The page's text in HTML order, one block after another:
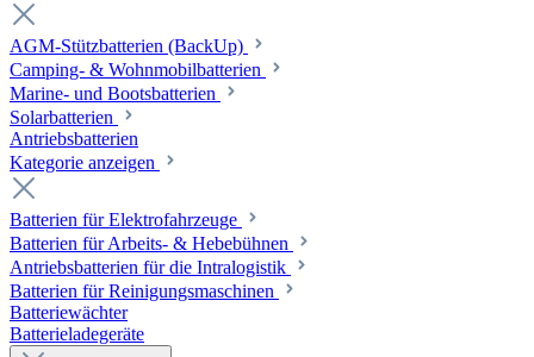
AGM-Stützbatterien (BackUp)
Camping- & Wohnmobilbatterien
Marine- und Bootsbatterien
Solarbatterien
Antriebsbatterien
Kategorie anzeigen
Batterien für Elektrofahrzeuge
Batterien für Arbeits- & Hebebühnen
Antriebsbatterien für die Intralogistik
Batterien für Reinigungsmaschinen
Batteriewächter
Batterieladegeräte